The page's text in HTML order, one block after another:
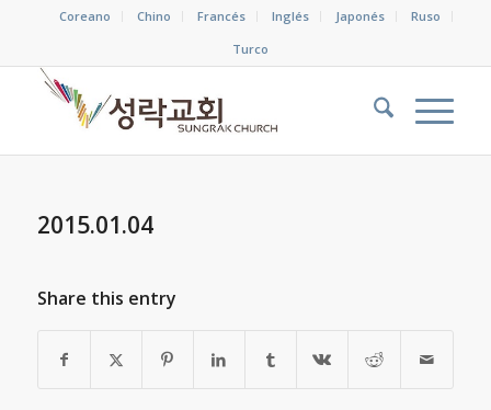
Coreano Chino Francés Inglés Japonés
Ruso
Turco
2015.01.04
Share this entry